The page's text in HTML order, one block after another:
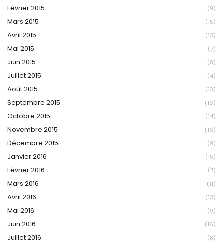
Février 2015 (9)
Mars 2015 (15)
Avril 2015 (13)
Mai 2015 (7)
Juin 2015 (8)
Juillet 2015 (4)
Août 2015 (13)
Septembre 2015 (16)
Octobre 2015 (14)
Novembre 2015 (16)
Décembre 2015 (9)
Janvier 2016 (15)
Février 2016 (7)
Mars 2016 (11)
Avril 2016 (13)
Mai 2016 (9)
Juin 2016 (16)
Juillet 2016 (8)